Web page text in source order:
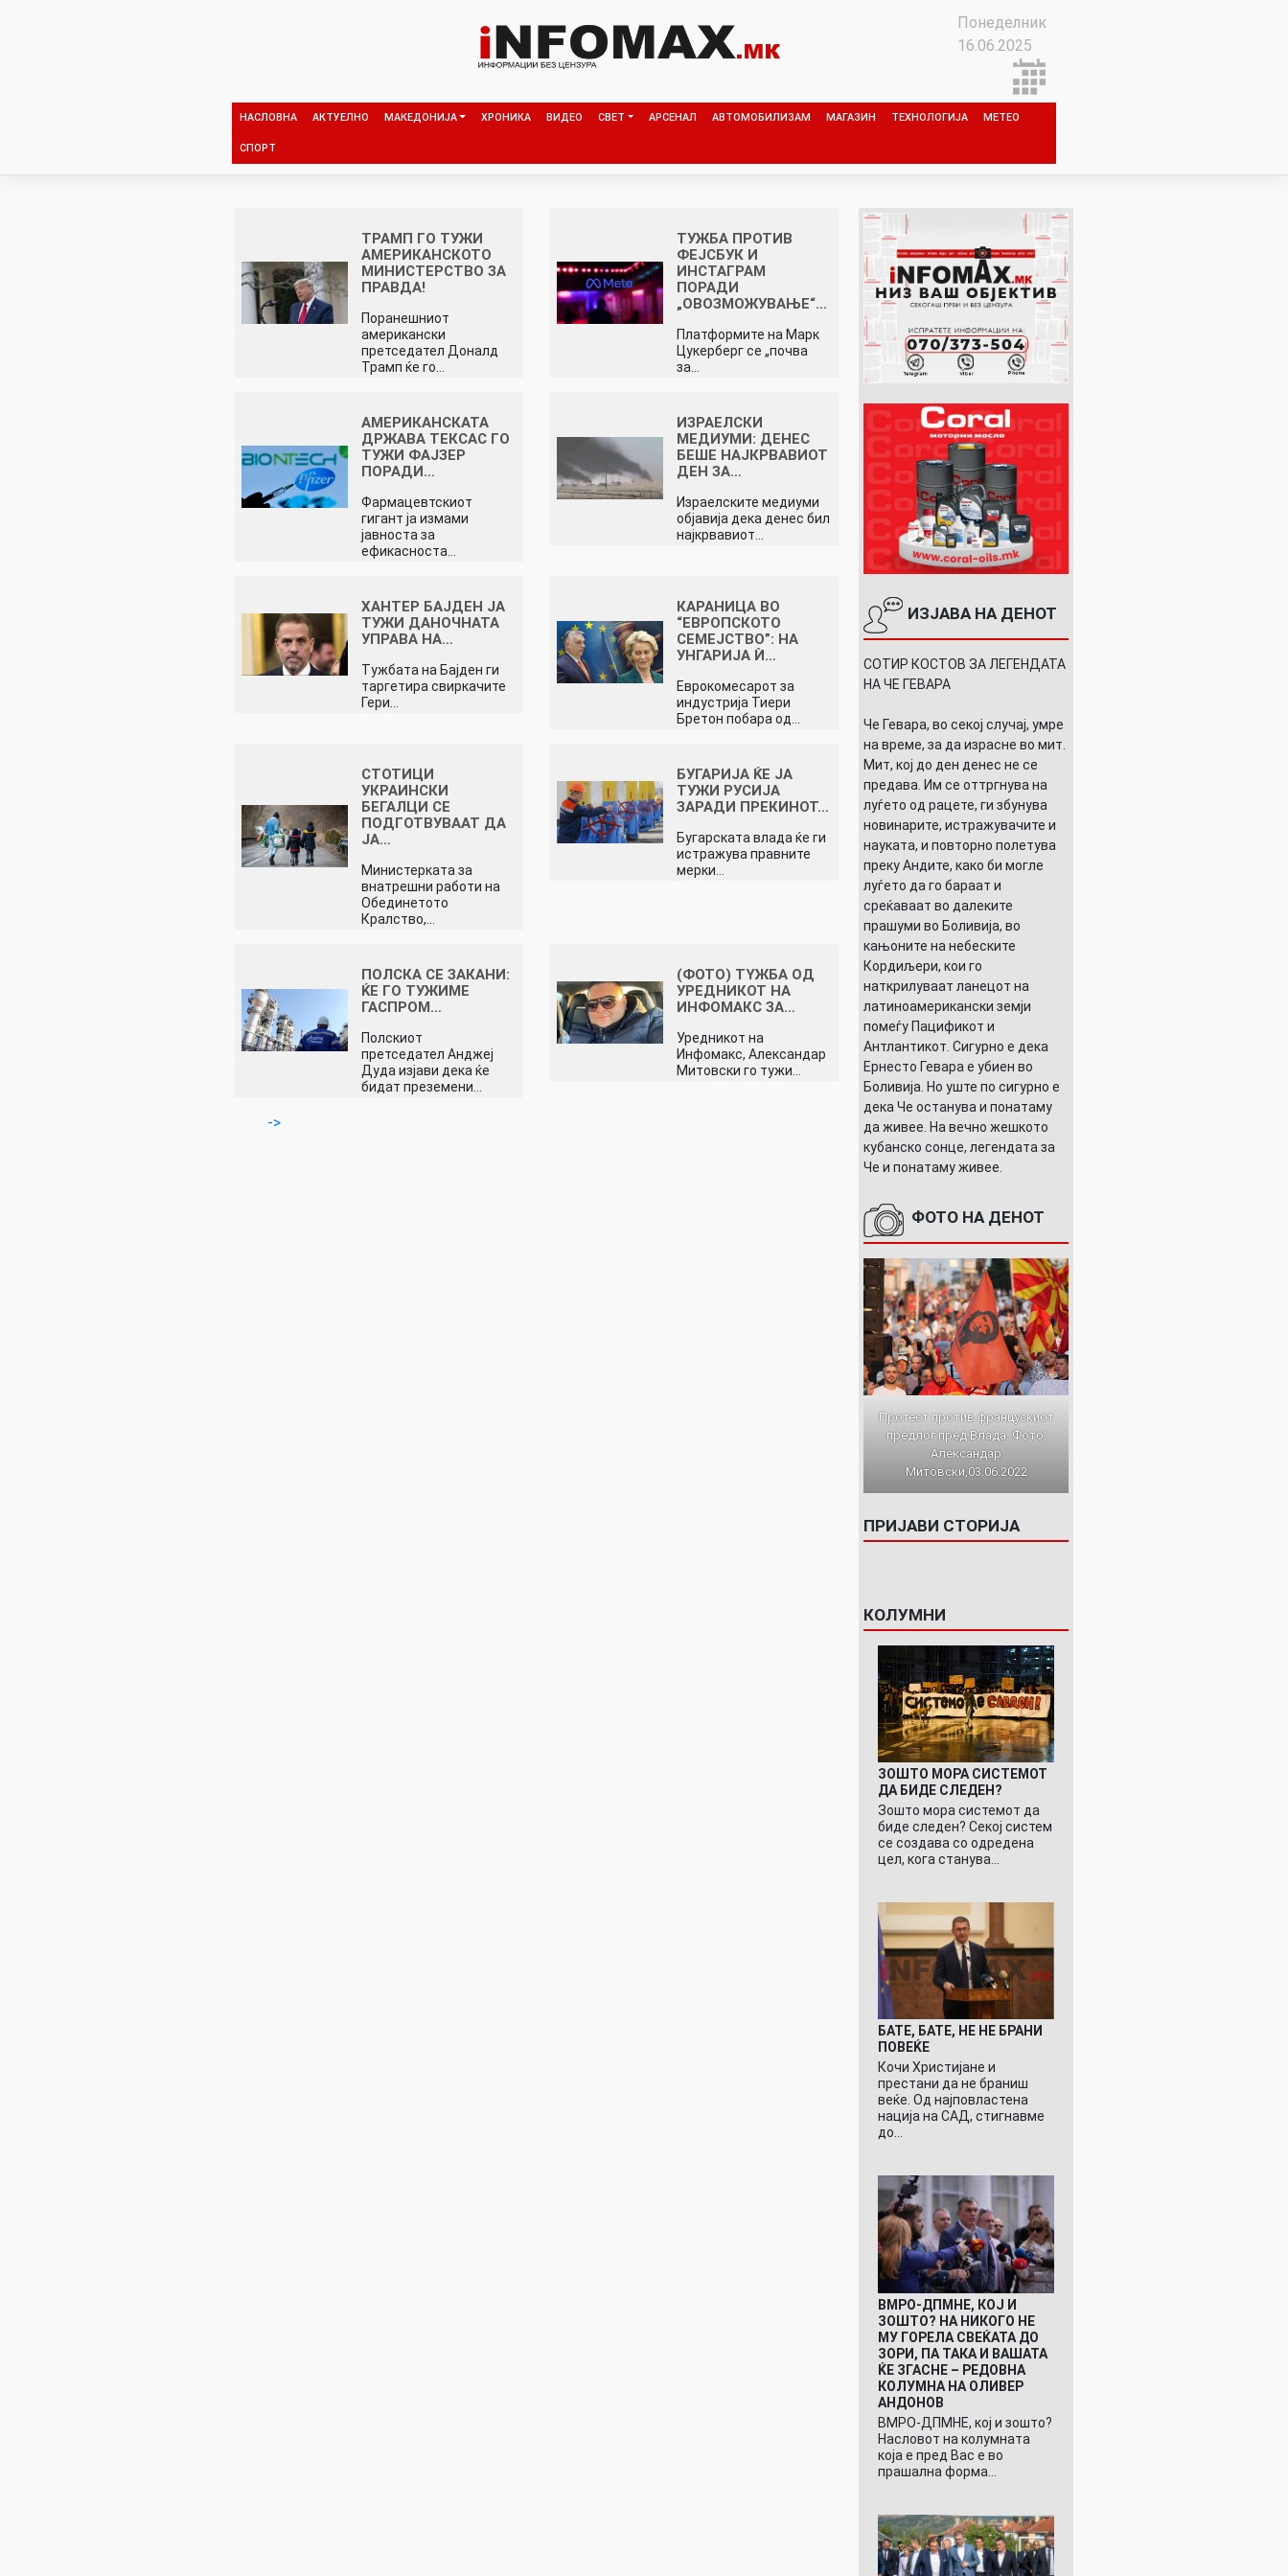
Понеделник
16.06.2025
НАСЛОВНА АКТУЕЛНО МАКЕДОНИЈА ХРОНИКА ВИДЕО СВЕТ АРСЕНАЛ АВТОМОБИЛИЗАМ МАГАЗИН ТЕХНОЛОГИЈА МЕТЕО
СПОРТ
ТРАМП ГО ТУЖИ
АМЕРИКАНСКОТО
МИНИСТЕРСТВО ЗА
ПРАВДА!
Поранешниот
американски
претседател Доналд
Трамп ќе го…
ТУЖБА ПРОТИВ
ФЕЈСБУК И
ИНСТАГРАМ
ПОРАДИ
„ОВОЗМОЖУВАЊЕ“…
Платформите на Марк
Цукерберг се „почва
за…
АМЕРИКАНСКАТА
ДРЖАВА ТЕКСАС ГО
ТУЖИ ФАЈЗЕР
ПОРАДИ…
Фармацевтскиот
гигант ја измами
јавноста за
ефикасноста…
ИЗРАЕЛСКИ
МЕДИУМИ: ДЕНЕС
БЕШЕ НАЈКРВАВИОТ
ДЕН ЗА…
Израелските медиуми
објавија дека денес бил
најкрвавиот…
ХАНТЕР БАЈДЕН ЈА
ТУЖИ ДАНОЧНАТА
УПРАВА НА…
Тужбата на Бајден ги
таргетира свиркачите
Гери…
КАРАНИЦА ВО
“ЕВРОПСКОТО
СЕМЕЈСТВО”: НА
УНГАРИЈА Ѝ…
Еврокомесарот за
индустрија Тиери
Бретон побара од…
СТОТИЦИ
УКРАИНСКИ
БЕГАЛЦИ СЕ
ПОДГОТВУВААТ ДА
ЈА…
Министерката за
внатрешни работи на
Обединетото
Кралство,…
БУГАРИЈА ЌЕ ЈА
ТУЖИ РУСИЈА
ЗАРАДИ ПРЕКИНОТ…
Бугарската влада ќе ги
истражува правните
мерки…
ПОЛСКА СЕ ЗАКАНИ:
ЌЕ ГО ТУЖИМЕ
ГАСПРОМ…
Полскиот
претседател Анджеј
Дуда изјави дека ќе
бидат преземени…
(ФОТО) TYЖБА ОД
УРЕДНИКОТ НА
ИНФОМАКС ЗА…
Уредникот на
Инфомакс, Александар
Митовски го тужи…
->
ИЗЈАВА НА ДЕНОТ
СОТИР КОСТОВ ЗА ЛЕГЕНДАТА
НА ЧЕ ГЕВАРА
Че Гевара, во секој случај, умре
на време, за да израсне во мит.
Мит, кој до ден денес не се
предава. Им се оттргнува на
луѓето од рацете, ги збунува
новинарите, истражувачите и
науката, и повторно полетува
преку Андите, како би могле
луѓето да го бараат и
среќаваат во далеките
прашуми во Боливија, во
кањоните на небеските
Кордиљери, кои го
наткрилуваат ланецот на
латиноамерикански земји
помеѓу Пацификот и
Антлантикот. Сигурно е дека
Ернесто Гевара е убиен во
Боливија. Но уште по сигурно е
дека Че останува и понатаму
да живее. На вечно жешкото
кубанско сонце, легендата за
Че и понатаму живее.
ФОТО НА ДЕНОТ
Протест против францускиот
предлог пред Влада. Фото:
Александар
Митовски,03.06.2022
ПРИЈАВИ СТОРИЈА
КОЛУМНИ
ЗОШТО МОРА СИСТЕМОТ
ДА БИДЕ СЛЕДЕН?
Зошто мора системот да
биде следен? Секој систем
се создава со одредена
цел, кога станува…
БАТЕ, БАТЕ, НЕ НЕ БРАНИ
ПОВЕЌЕ
Кочи Христијане и
престани да не браниш
веќе. Од најповластена
нација на САД, стигнавме
до…
ВМРО-ДПМНЕ, КОЈ И
ЗОШТО? НА НИКОГО НЕ
МУ ГОРЕЛА СВЕЌАТА ДО
ЗОРИ, ПА ТАКА И ВАШАТА
ЌЕ ЗГАСНЕ – РЕДОВНА
КОЛУМНА НА ОЛИВЕР
АНДОНОВ
ВМРО-ДПМНЕ, кој и зошто?
Насловот на колумната
која е пред Вас е во
прашална форма…